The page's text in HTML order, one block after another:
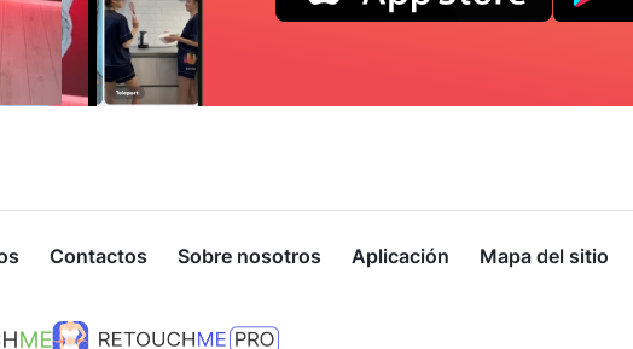
Contactos Sobre nosotros Aplicación Mapa del sitio